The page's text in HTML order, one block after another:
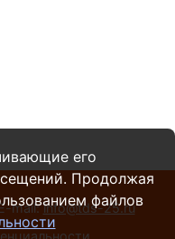
mail:info@tds-25.ru
его
Продолжая
файлов